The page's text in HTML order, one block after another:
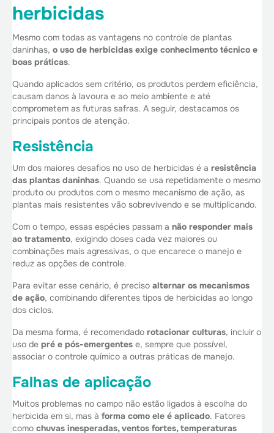
herbicidas
Mesmo com todas as vantagens no controle de plantas
daninhas, o uso de herbicidas exige conhecimento técnico e
boas práticas.
Quando aplicados sem critério, os produtos perdem eficiência,
causam danos à lavoura e ao meio ambiente e até
comprometem as futuras safras. A seguir, destacamos os
principais pontos de atenção.
Resistência
Um dos maiores desafios no uso de herbicidas é a resistência
das plantas daninhas. Quando se usa repetidamente o mesmo
produto ou produtos com o mesmo mecanismo de ação, as
plantas mais resistentes vão sobrevivendo e se multiplicando.
Com o tempo, essas espécies passam a não responder mais
ao tratamento, exigindo doses cada vez maiores ou
combinações mais agressivas, o que encarece o manejo e
reduz as opções de controle.
Para evitar esse cenário, é preciso alternar os mecanismos
de ação, combinando diferentes tipos de herbicidas ao longo
dos ciclos.
Da mesma forma, é recomendado rotacionar culturas, incluir o
uso de pré e pós-emergentes e, sempre que possível,
associar o controle químico a outras práticas de manejo.
Falhas de aplicação
Muitos problemas no campo não estão ligados à escolha do
herbicida em si, mas à forma como ele é aplicado. Fatores
como chuvas inesperadas, ventos fortes, temperaturas